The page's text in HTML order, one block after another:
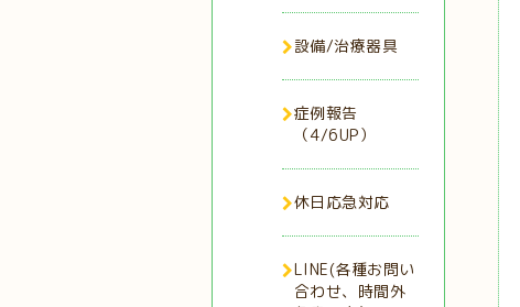
設備/治療器具
症例報告
（4/6UP）
休日応急対応
LINE(各種お問い
合わせ、時間外